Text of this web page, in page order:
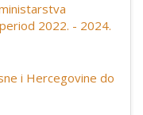
2022. - 2024.
i Hercegovine do